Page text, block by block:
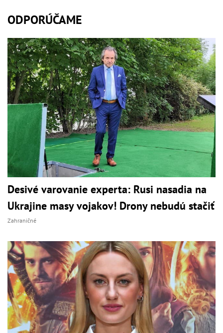
ODPORÚČAME
Desivé varovanie experta: Rusi nasadia na
Ukrajine masy vojakov! Drony nebudú stačiť
Zahraničné